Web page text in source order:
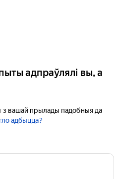
адпраўлялі вы, а
з вашай прылады падобныя да
адбыцца?